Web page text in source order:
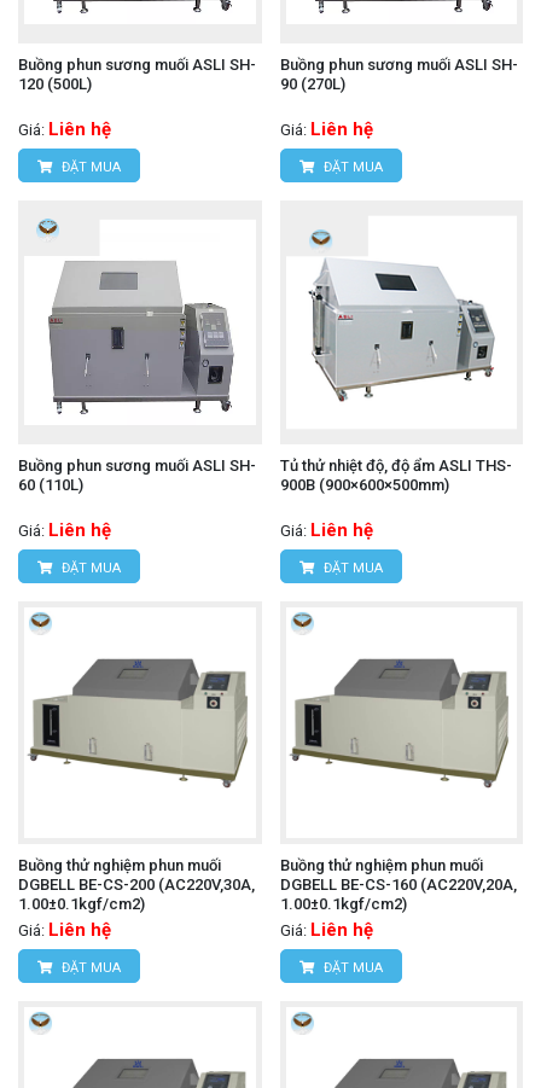
Buồng phun sương muối ASLI SH-
120 (500L)
Giá: Liên hệ
ĐẶT MUA
Buồng phun sương muối ASLI SH-
90 (270L)
Giá: Liên hệ
ĐẶT MUA
Buồng phun sương muối ASLI SH-
60 (110L)
Giá: Liên hệ
ĐẶT MUA
Tủ thử nhiệt độ, độ ẩm ASLI THS-
900B (900×600×500mm)
Giá: Liên hệ
ĐẶT MUA
Buồng thử nghiệm phun muối
DGBELL BE-CS-200 (AC220V,30A,
1.00±0.1kgf/cm2)
Giá: Liên hệ
ĐẶT MUA
Buồng thử nghiệm phun muối
DGBELL BE-CS-160 (AC220V,20A,
1.00±0.1kgf/cm2)
Giá: Liên hệ
ĐẶT MUA